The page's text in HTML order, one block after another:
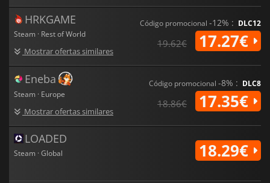
HRKGAME
Steam · Rest of World
Mostrar ofertas similares
Código promocional -12% : DLC12
19.62€ 17.27€
Eneba
Steam · Europe
Mostrar ofertas similares
Código promocional -8% : DLC8
18.86€ 17.35€
LOADED
Steam · Global 18.29€